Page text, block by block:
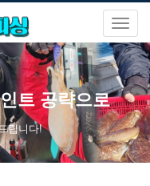
트 공략으로
립니다!